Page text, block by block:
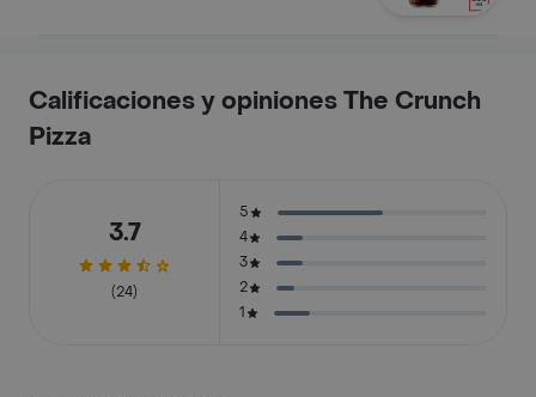
Calificaciones y opiniones The Crunch
Pizza
3.7
(24)
5
4
3
2
1